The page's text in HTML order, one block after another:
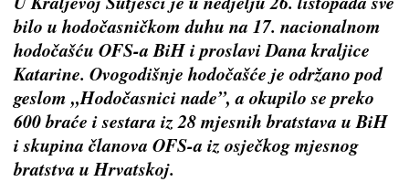
bilo u hodočasničkom duhu na 17. nacionalnom
hodočašću OFS-a BiH i proslavi Dana kraljice
Katarine. Ovogodišnje hodočašće je održano pod
geslom „Hodočasnici nade”, a okupilo se preko
600 braće i sestara iz 28 mjesnih bratstava u BiH
i skupina članova OFS-a iz osječkog mjesnog
bratstva u Hrvatskoj.